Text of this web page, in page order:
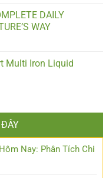
DAILY
WAY
Multi Iron Liquid
Nay: Phân Tích Chi